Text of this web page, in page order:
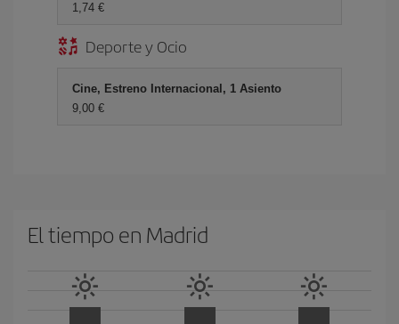
1,74 €
Deporte y Ocio
Cine, Estreno Internacional, 1 Asiento
9,00 €
El tiempo en Madrid